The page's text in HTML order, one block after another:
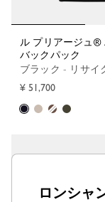
ル プリアージュ® エナジー L
バックパック
ブラック - リサイク
¥ 51,700
ロンシャ